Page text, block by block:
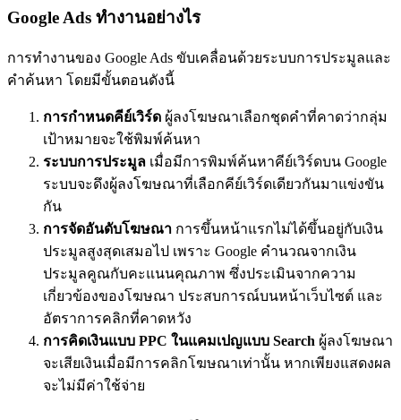
Google Ads ทำงานอย่างไร
การทำงานของ Google Ads ขับเคลื่อนด้วยระบบการประมูลและ
คำค้นหา โดยมีขั้นตอนดังนี้
การกำหนดคีย์เวิร์ด ผู้ลงโฆษณาเลือกชุดคำที่คาดว่ากลุ่ม
เป้าหมายจะใช้พิมพ์ค้นหา
ระบบการประมูล เมื่อมีการพิมพ์ค้นหาคีย์เวิร์ดบน Google
ระบบจะดึงผู้ลงโฆษณาที่เลือกคีย์เวิร์ดเดียวกันมาแข่งขัน
กัน
การจัดอันดับโฆษณา การขึ้นหน้าแรกไม่ได้ขึ้นอยู่กับเงิน
ประมูลสูงสุดเสมอไป เพราะ Google คำนวณจากเงิน
ประมูลคูณกับคะแนนคุณภาพ ซึ่งประเมินจากความ
เกี่ยวข้องของโฆษณา ประสบการณ์บนหน้าเว็บไซต์ และ
อัตราการคลิกที่คาดหวัง
การคิดเงินแบบ PPC ในแคมเปญแบบ Search ผู้ลงโฆษณา
จะเสียเงินเมื่อมีการคลิกโฆษณาเท่านั้น หากเพียงแสดงผล
จะไม่มีค่าใช้จ่าย